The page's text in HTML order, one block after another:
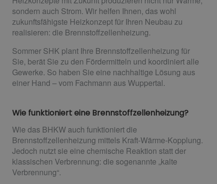
sondern auch Strom. Wir helfen Ihnen, das wohl
zukunftsfähigste Heizkonzept für Ihren Neubau zu
realisieren: die Brennstoffzellenheizung.
Sommer SHK plant Ihre Brennstoffzellenheizung für
Sie, berät Sie zu den Fördermitteln und koordiniert alle
Gewerke. So haben Sie eine nachhaltige Lösung aus
einer Hand – vom Fachmann aus Wuppertal.
Wie funktioniert eine Brennstoffzellenheizung?
Wie das BHKW auch funktioniert die
Brennstoffzellenheizung mittels Kraft-Wärme-Kopplung.
Jedoch nutzt sie eine chemische Reaktion statt der
klassischen Verbrennung: die sogenannte „kalte
Verbrennung“.